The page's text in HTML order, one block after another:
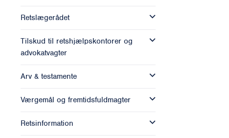
Retslægerådet
Tilskud til retshjælpskontorer og
advokatvagter
Arv & testamente
Værgemål og fremtidsfuldmagter
Retsinformation